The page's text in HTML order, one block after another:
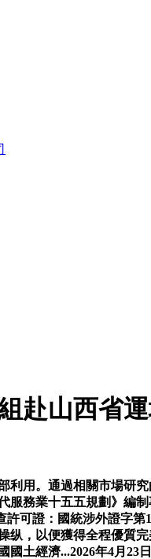
赴山西省
用。通過相關市場研究
服務業十五五規劃》編
可證：國統涉外證字
纵，以便獲得全程優質
國土經濟...2026年4月